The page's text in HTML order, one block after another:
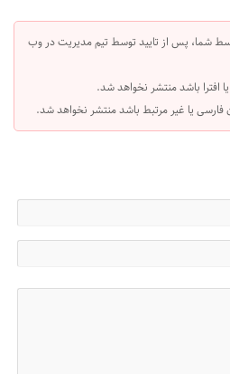
شما، پس از تایید توسط تیم مدیریت در وب
افترا باشد منتشر نخواهد شد.
فارسی یا غیر مرتبط باشد منتشر نخواهد شد.